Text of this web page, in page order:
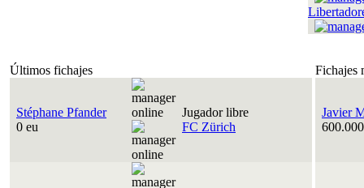
Últimos fichajes Fichajes
Stéphane Pfander
0 eu
Jugador libre
FC Zürich
Javier